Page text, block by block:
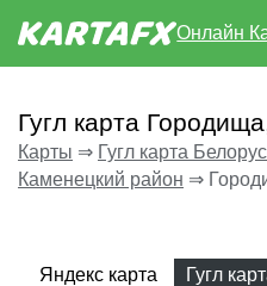
Онлайн
Гугл карта
Карты ⇒ Гугл карта
Каменецкий район ⇒
Яндекс карта Гугл